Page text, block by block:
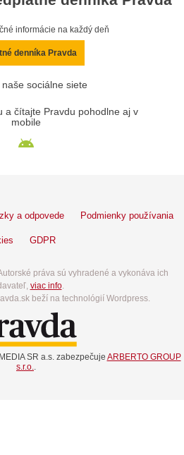
informácie na každý deň
denníka Pravda
sociálne siete
a čítajte Pravdu pohodlne aj v
mobile
a odpovede Podmienky používania
GDPR
práva sú vyhradené a vykonáva ich
viac info.
beží na technológií Wordpress.
SR a.s. zabezpečuje ARBERTO GROUP
s.r.o..